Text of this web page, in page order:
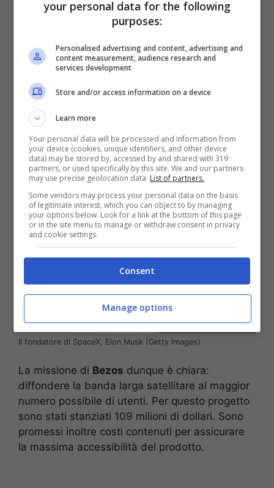
Per fare ciò si serrvirà del supporto della
daBoeingeLockheed Martin. Il progetto,
chiamatoKuiper, si servirà dei razzi
spedire in orbita i satelliti. Non sono però
ancora noti date e tempi dei futuri lanci.
Stanziate somme importanti
per il progetto
Il fondatore di SpaceX, Elon Musk (Getty Images)
La missione di Bezos dunque è chiara:
diffondere la banda larga satellitare al maggior
numero possibile di utenti. Per questo progetto
sono stati stanziati 109 milioni di dollari. Sono
promessi inoltre costi contenuti per assicurare
la massima accessibilità del prodotto.
your personal data for the following
purposes:
Personalised advertising and content, advertising and
content measurement, audience research and
services development
Store and/or access information on a device
Learn more
Your personal data will be processed and information from
your device (cookies, unique identifiers, and other device
data) may be stored by, accessed by and shared with 319
partners, or used specifically by this site. We and our partners
may use precise geolocation data. List of partners.
Some vendors may process your personal data on the basis
of legitimate interest, which you can object to by managing
your options below. Look for a link at the bottom of this page
or in the site menu to manage or withdraw consent in privacy
and cookie settings.
Consent
Manage options